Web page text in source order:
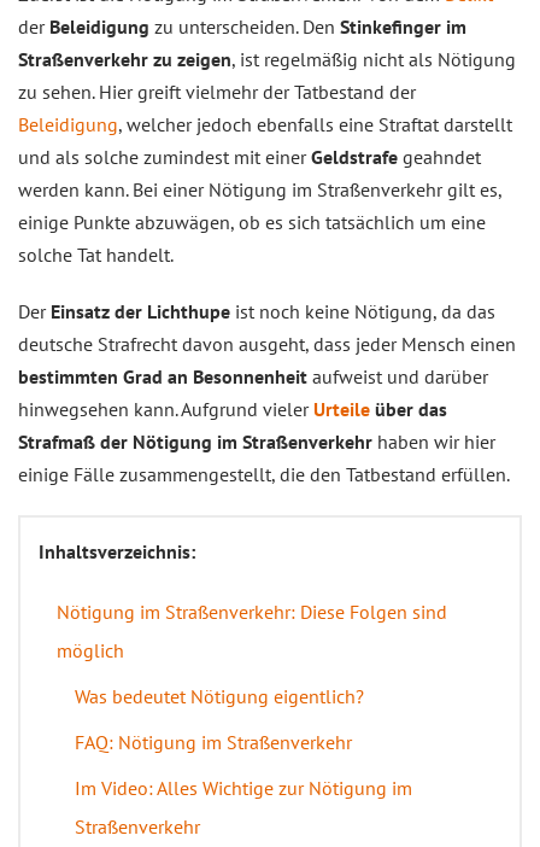
der Beleidigung zu unterscheiden. Den Stinkefinger im
Straßenverkehr zu zeigen, ist regelmäßig nicht als Nötigung
zu sehen. Hier greift vielmehr der Tatbestand der
Beleidigung, welcher jedoch ebenfalls eine Straftat darstellt
und als solche zumindest mit einerGeldstrafe geahndet
werden kann. Bei einer Nötigung im Straßenverkehr gilt es,
einige Punkte abzuwägen, ob es sich tatsächlich um eine
solche Tat handelt.
Der Einsatz der Lichthupe ist noch keine Nötigung, da das
deutsche Strafrecht davon ausgeht, dass jeder Mensch einen
bestimmten Grad an Besonnenheit aufweist und darüber
hinwegsehen kann. Aufgrund vielerUrteile über das
Strafmaß der Nötigung im Straßenverkehr haben wir hier
einige Fälle zusammengestellt, die den Tatbestand erfüllen.
Inhaltsverzeichnis:
Nötigung im Straßenverkehr: Diese Folgen sind
möglich
Was bedeutet Nötigung eigentlich?
FAQ: Nötigung im Straßenverkehr
Im Video: Alles Wichtige zur Nötigung im
Straßenverkehr